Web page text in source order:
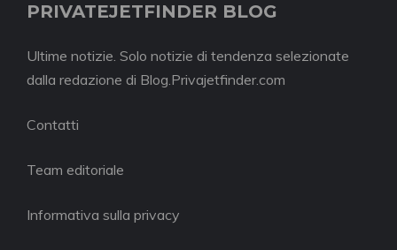
PRIVATEJETFINDER BLOG
Ultime notizie. Solo notizie di tendenza selezionate
dalla redazione di Blog.Privajetfinder.com
Contatti
Team editoriale
Informativa sulla privacy